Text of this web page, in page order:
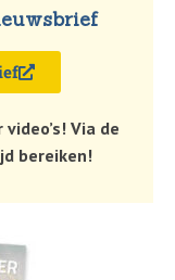
Via de
bereiken!